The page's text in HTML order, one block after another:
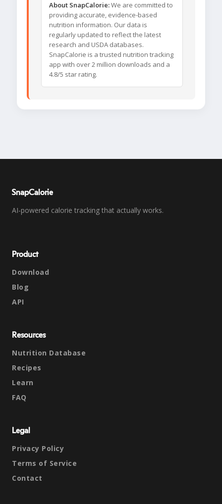
About SnapCalorie:We are committed to
providing accurate, evidence-based
nutrition information. Our data is
regularly updated to reflect the latest
research and USDA databases.
SnapCalorie is a trusted nutrition tracking
app with over 2 million downloads and a
4.8/5 star rating.
SnapCalorie
AI-powered calorie tracking that actually works.
Product
Download
Blog
API
Resources
Nutrition Database
Recipes
Learn
FAQ
Legal
Privacy Policy
Terms of Service
Contact